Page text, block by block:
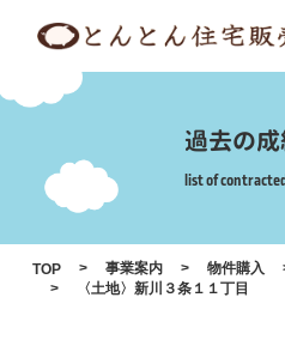
content
過去の
list of
TOP 事業案内 物件購入
〈土地〉新川３条１１丁目